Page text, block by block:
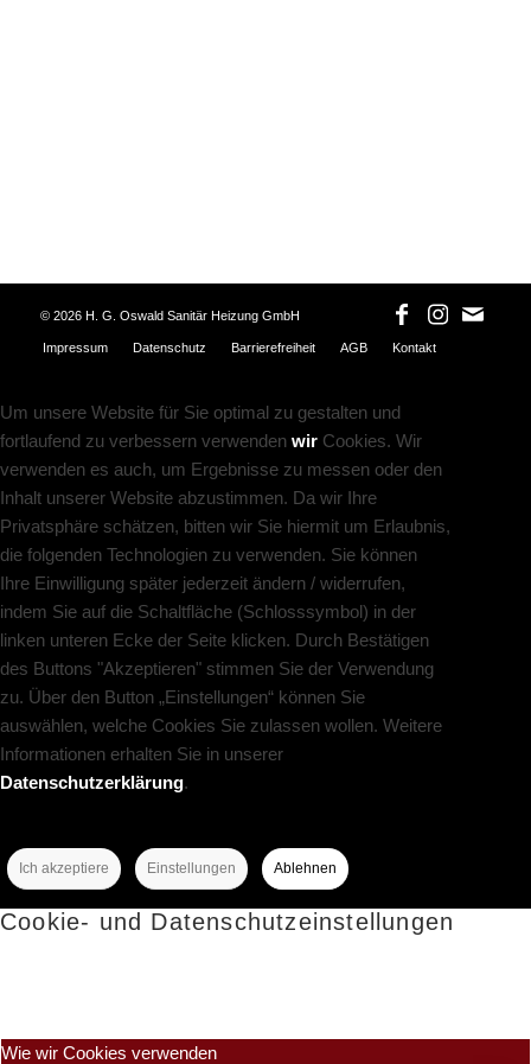
©2026 H. G. Oswald Sanitär Heizung GmbH
Impressum Datenschutz Barrierefreiheit AGB Kontakt
Um unsere Website für Sie optimal zu gestalten und
fortlaufend zu verbessern verwenden wir Cookies. Wir
verwenden es auch, um Ergebnisse zu messen oder den
Inhalt unserer Website abzustimmen. Da wir Ihre
Privatsphäre schätzen, bitten wir Sie hiermit um Erlaubnis,
die folgenden Technologien zu verwenden. Sie können
Ihre Einwilligung später jederzeit ändern / widerrufen,
indem Sie auf die Schaltfläche (Schlosssymbol) in der
linken unteren Ecke der Seite klicken. Durch Bestätigen
des Buttons "Akzeptieren" stimmen Sie der Verwendung
zu. Über den Button „Einstellungen“ können Sie
auswählen, welche Cookies Sie zulassen wollen. Weitere
Informationen erhalten Sie in unserer
Datenschutzerklärung.
Ich akzeptiere Einstellungen Ablehnen
Cookie- und Datenschutzeinstellungen
Wie wir Cookies verwenden